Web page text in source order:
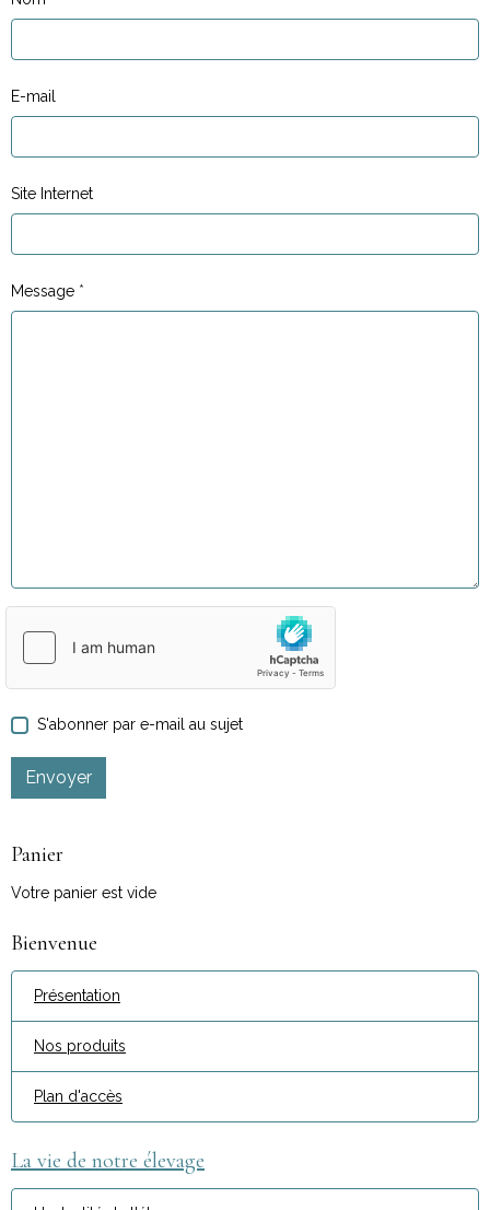
E-mail
Site Internet
Message
S'abonner par e-mail au sujet
Envoyer
Panier
Votre panier est vide
Bienvenue
Présentation
Nos produits
Plan d'accès
La vie de notre élevage